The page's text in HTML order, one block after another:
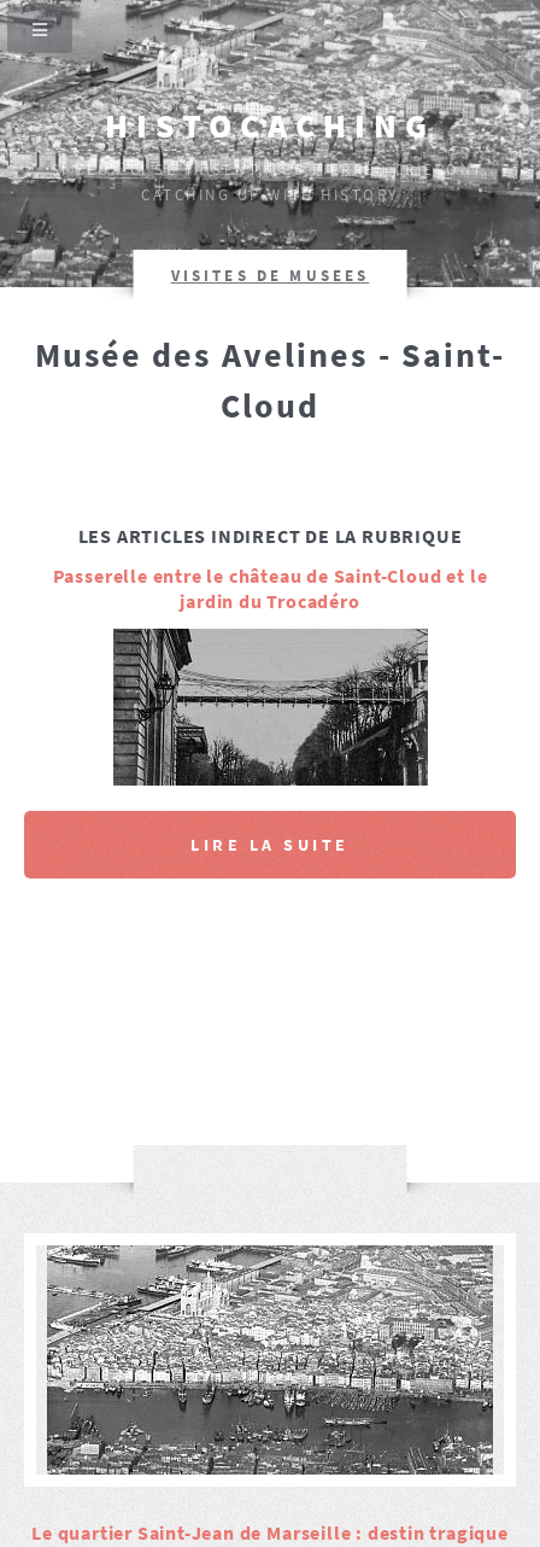
HISTOCACHING
SI CEUX-CI SE TAISENT, LES PIERRES CRIERONT.
CATCHING UP WITH HISTORY
VISITES DE MUSEES
Musée des Avelines - Saint-
Cloud
LES ARTICLES INDIRECT DE LA RUBRIQUE
Passerelle entre le château de Saint-Cloud et le
jardin du Trocadéro
LIRE LA SUITE
Le quartier Saint-Jean de Marseille : destin tragique